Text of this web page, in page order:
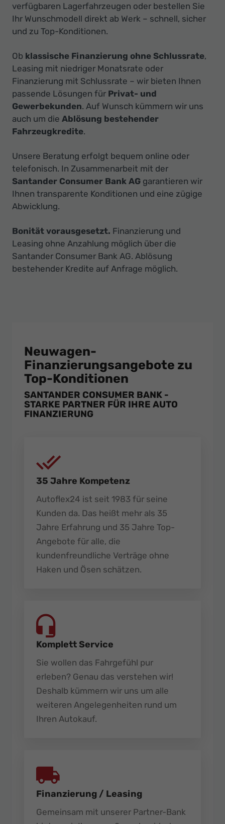
verfügbaren Lagerfahrzeugen oder bestellen Sie
Ihr Wunschmodell direkt ab Werk – schnell, sicher
und zu Top-Konditionen.
Ob klassische Finanzierung ohne Schlussrate,
Leasing mit niedriger Monatsrate oder
Finanzierung mit Schlussrate – wir bieten Ihnen
passende Lösungen für Privat- und
Gewerbekunden. Auf Wunsch kümmern wir uns
auch um die Ablösung bestehender
Fahrzeugkredite.
Unsere Beratung erfolgt bequem online oder
telefonisch. In Zusammenarbeit mit der
Santander Consumer Bank AG garantieren wir
Ihnen transparente Konditionen und eine zügige
Abwicklung.
Bonität vorausgesetzt. Finanzierung und
Leasing ohne Anzahlung möglich über die
Santander Consumer Bank AG. Ablösung
bestehender Kredite auf Anfrage möglich.
Neuwagen-
Finanzierungsangebote zu
Top-Konditionen
SANTANDER CONSUMER BANK -
STARKE PARTNER FÜR IHRE AUTO
FINANZIERUNG
35 Jahre Kompetenz
Autoflex24 ist seit 1983 für seine
Kunden da. Das heißt mehr als 35
Jahre Erfahrung und 35 Jahre Top-
Angebote für alle, die
kundenfreundliche Verträge ohne
Haken und Ösen schätzen.
Komplett Service
Sie wollen das Fahrgefühl pur
erleben? Genau das verstehen wir!
Deshalb kümmern wir uns um alle
weiteren Angelegenheiten rund um
Ihren Autokauf.
Finanzierung / Leasing
Gemeinsam mit unserer Partner-Bank